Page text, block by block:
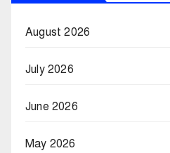
August 2026
July 2026
June 2026
May 2026